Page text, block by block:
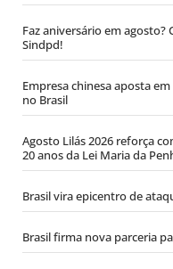
Faz aniversário em agosto?
Sindpd!
Empresa chinesa aposta
no Brasil
Agosto Lilás 2026 reforça
20 anos da Lei Maria da
Brasil vira epicentro de
Brasil firma nova parceria